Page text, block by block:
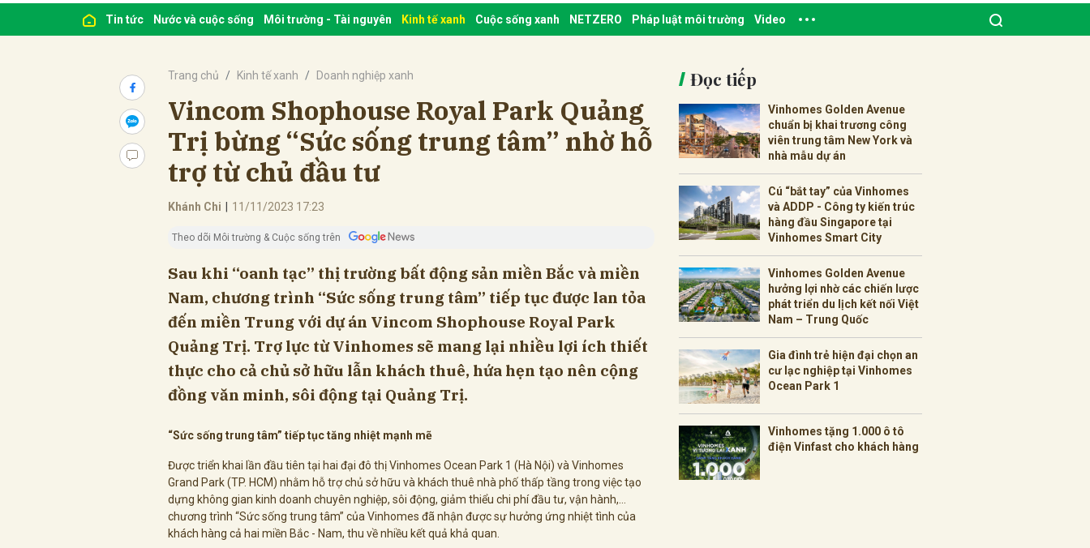
Tin tức Nước và cuộc sống Môi trường - Tài nguyên Kinh tế xanh Cuộc sống xanh NETZERO Pháp luật môi trường Video
Trang chủ Kinh tế xanh Doanh nghiệp xanh
Vincom Shophouse Royal Park Quảng
Trị bừng “Sức sống trung tâm” nhờ hỗ
trợ từ chủ đầu tư
Khánh Chi 11/11/2023 17:23
Theo dõi Môi trường & Cuộc sống trên
Sau khi “oanh tạc” thị trường bất động sản miền Bắc và miền
Nam, chương trình “Sức sống trung tâm” tiếp tục được lan tỏa
đến miền Trung với dự án Vincom Shophouse Royal Park
Quảng Trị. Trợ lực từ Vinhomes sẽ mang lại nhiều lợi ích thiết
thực cho cả chủ sở hữu lẫn khách thuê, hứa hẹn tạo nên cộng
đồng văn minh, sôi động tại Quảng Trị.
“Sức sống trung tâm” tiếp tục tăng nhiệt mạnh mẽ
Được triển khai lần đầu tiên tại hai đại đô thị Vinhomes Ocean Park 1 (Hà Nội) và Vinhomes
Grand Park (TP. HCM) nhằm hỗ trợ chủ sở hữu và khách thuê nhà phố thấp tầng trong việc tạo
dựng không gian kinh doanh chuyên nghiệp, sôi động, giảm thiểu chi phí đầu tư, vận hành,…
chương trình “Sức sống trung tâm” của Vinhomes đã nhận được sự hưởng ứng nhiệt tình của
khách hàng cả hai miền Bắc - Nam, thu về nhiều kết quả khả quan.
Đọc tiếp
Vinhomes Golden Avenue
chuẩn bị khai trương công
viên trung tâm New York và
nhà mẫu dự án
Cú “bắt tay” của Vinhomes
và ADDP - Công ty kiến trúc
hàng đầu Singapore tại
Vinhomes Smart City
Vinhomes Golden Avenue
hưởng lợi nhờ các chiến lược
phát triển du lịch kết nối Việt
Nam – Trung Quốc
Gia đình trẻ hiện đại chọn an
cư lạc nghiệp tại Vinhomes
Ocean Park 1
Vinhomes tặng 1.000 ô tô
điện Vinfast cho khách hàng